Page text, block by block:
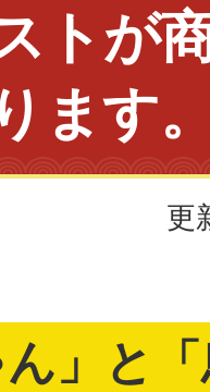
トが
ます
更
ん」と